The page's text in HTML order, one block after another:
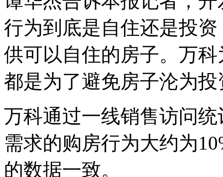
行为到底是自住还是投
供可以自住的房子。万
都是为了避免房子沦为投
万科通过一线销售访问
需求的购房行为大约为
的数据一致。